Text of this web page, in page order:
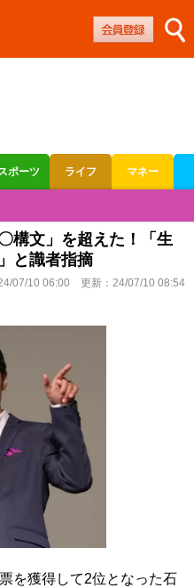
ポーツ ライフ マネー
構文」を超えた！「生
と識者指摘
07/10 06:00 更新： 24/07/10 08:54
を獲得して2位となった石